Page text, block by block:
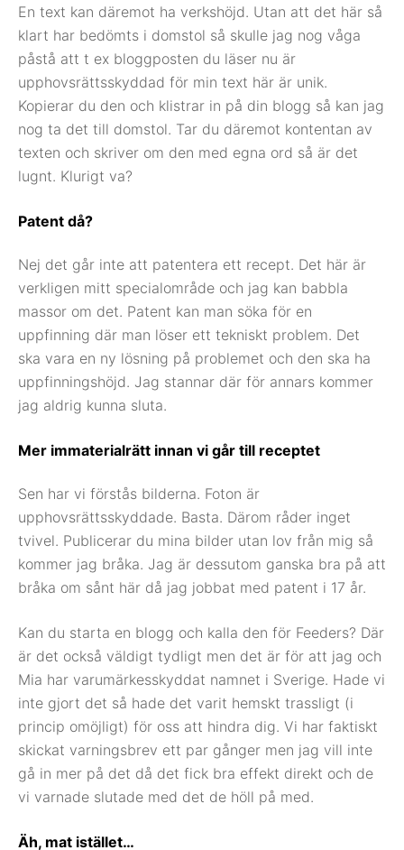
En text kan däremot ha verkshöjd. Utan att det här så
klart har bedömts i domstol så skulle jag nog våga
påstå att t ex bloggposten du läser nu är
upphovsrättsskyddad för min text här är unik.
Kopierar du den och klistrar in på din blogg så kan jag
nog ta det till domstol. Tar du däremot kontentan av
texten och skriver om den med egna ord så är det
lugnt. Klurigt va?
Patent då?
Nej det går inte att patentera ett recept. Det här är
verkligen mitt specialområde och jag kan babbla
massor om det. Patent kan man söka för en
uppfinning där man löser ett tekniskt problem. Det
ska vara en ny lösning på problemet och den ska ha
uppfinningshöjd. Jag stannar där för annars kommer
jag aldrig kunna sluta.
Mer immaterialrätt innan vi går till receptet
Sen har vi förstås bilderna. Foton är
upphovsrättsskyddade. Basta. Därom råder inget
tvivel. Publicerar du mina bilder utan lov från mig så
kommer jag bråka. Jag är dessutom ganska bra på att
bråka om sånt här då jag jobbat med patent i 17 år.
Kan du starta en blogg och kalla den för Feeders? Där
är det också väldigt tydligt men det är för att jag och
Mia har varumärkesskyddat namnet i Sverige. Hade vi
inte gjort det så hade det varit hemskt trassligt (i
princip omöjligt) för oss att hindra dig. Vi har faktiskt
skickat varningsbrev ett par gånger men jag vill inte
gå in mer på det då det fick bra effekt direkt och de
vi varnade slutade med det de höll på med.
Äh, mat istället…